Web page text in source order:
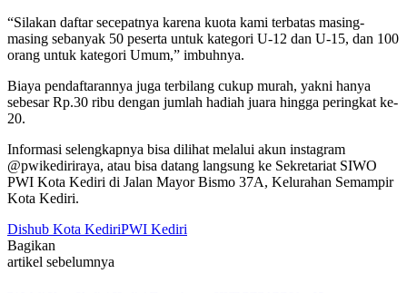
“Silakan daftar secepatnya karena kuota kami terbatas masing-
masing sebanyak 50 peserta untuk kategori U-12 dan U-15, dan 100
orang untuk kategori Umum,” imbuhnya.
Biaya pendaftarannya juga terbilang cukup murah, yakni hanya
sebesar Rp.30 ribu dengan jumlah hadiah juara hingga peringkat ke-
20.
Informasi selengkapnya bisa dilihat melalui akun instagram
@pwikediriraya, atau bisa datang langsung ke Sekretariat SIWO
PWI Kota Kediri di Jalan Mayor Bismo 37A, Kelurahan Semampir
Kota Kediri.
Dishub Kota KediriPWI Kediri
Bagikan
artikel sebelumnya